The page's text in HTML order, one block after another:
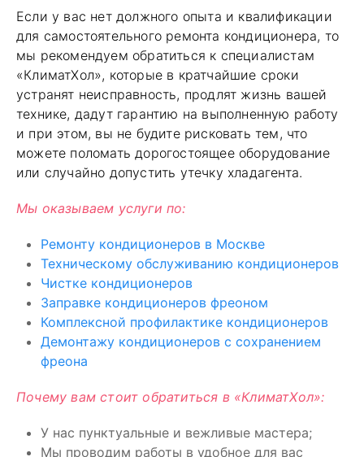
Если у вас нет должного опыта и квалификации
для самостоятельного ремонта кондиционера, то
мы рекомендуем обратиться к специалистам
«КлиматХол», которые в кратчайшие сроки
устранят неисправность, продлят жизнь вашей
технике, дадут гарантию на выполненную работу
и при этом, вы не будите рисковать тем, что
можете поломать дорогостоящее оборудование
или случайно допустить утечку хладагента.
Мы оказываем услуги по:
Ремонту кондиционеров в Москве
Техническому обслуживанию кондиционеров
Чистке кондиционеров
Заправке кондиционеров фреоном
Комплексной профилактике кондиционеров
Демонтажу кондиционеров с сохранением
фреона
Почему вам стоит обратиться в «КлиматХол»:
У нас пунктуальные и вежливые мастера;
Мы проводим работы в удобное для вас